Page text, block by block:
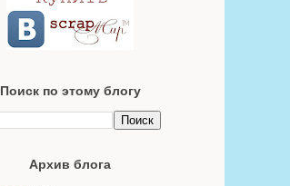
Поиск по этому блогу
Архив блога